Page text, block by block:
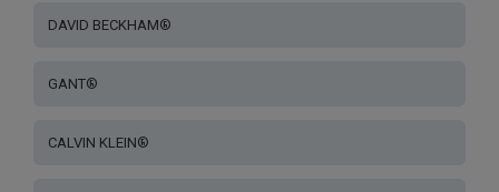
DAVID BECKHAM®
GANT®
CALVIN KLEIN®